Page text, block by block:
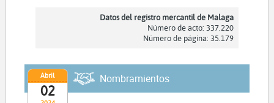
Datos del registro mercantil de Malaga
Número de acto: 337.220
Número de página: 35.179
Abril
02
Nombramientos